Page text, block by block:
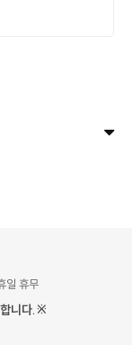
일 휴무
니다.※